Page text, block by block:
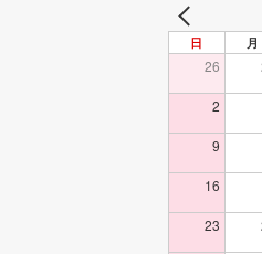
日 月
26
2
9
16
23